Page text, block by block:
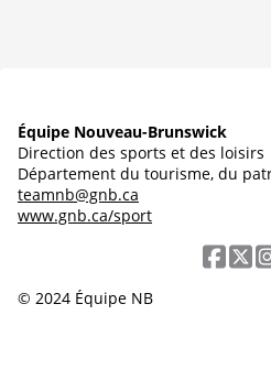
Équipe Nouveau-Brunswick
Direction des sports et des loisirs
Département du tourisme, du
teamnb@gnb.ca
www.gnb.ca/sport
© 2024 Équipe NB